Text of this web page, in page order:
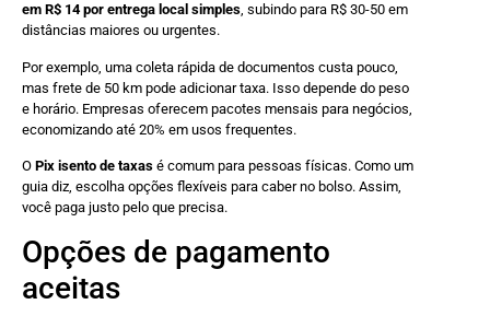
em R$ 14 por entrega local simples, subindo para R$ 30-50 em
distâncias maiores ou urgentes.
Por exemplo, uma coleta rápida de documentos custa pouco,
mas frete de 50 km pode adicionar taxa. Isso depende do peso
e horário. Empresas oferecem pacotes mensais para negócios,
economizando até 20% em usos frequentes.
O Pix isento de taxas é comum para pessoas físicas. Como um
guia diz, escolha opções flexíveis para caber no bolso. Assim,
você paga justo pelo que precisa.
Opções de pagamento
aceitas